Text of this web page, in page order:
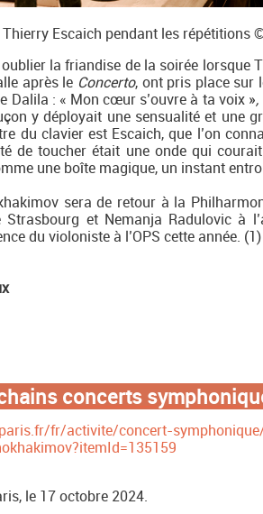
Escaich pendant les répétitions
la friandise de la soirée lorsque
après le Concerto, ont pris place sur
Dalila : « Mon cœur s’ouvre à ta voix »,
y déployait une sensualité et une
du clavier est Escaich, que l’on
de toucher était une onde qui
une boîte magique, un instant
sera de retour à la
Strasbourg et Nemanja Radulovic à
du violoniste à l’OPS cette année. (1)
concerts
fr/activite/concert-
le 17 octobre 2024.